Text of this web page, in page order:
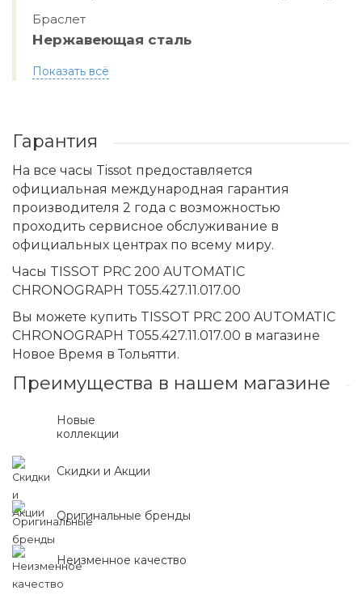
Браслет
Нержавеющая сталь
Показать всё
Гарантия
На все часы Tissot предоставляется
официальная международная гарантия
производителя 2 года с возможностью
проходить сервисное обслуживание в
официальных центрах по всему миру.
Часы TISSOT PRC 200 AUTOMATIC
CHRONOGRAPH T055.427.11.017.00
Вы можете купить TISSOT PRC 200 AUTOMATIC
CHRONOGRAPH T055.427.11.017.00 в магазине
Новое Время в Тольятти.
Преимущества в нашем магазине
Новые
коллекции
Скидки и Акции
Оригинальные бренды
Неизменное качество